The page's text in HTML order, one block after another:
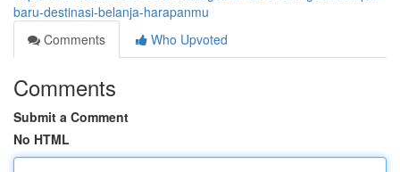
baru-destinasi-belanja-harapanmu
Comments
Who Upvoted
Comments
Submit a Comment
No HTML